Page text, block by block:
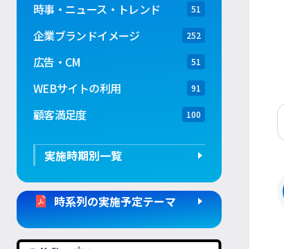
時事・ニュース・トレンド 51
企業ブランドイメージ 252
広告・CM 51
WEBサイトの利用 91
顧客満足度 100
実施時期別一覧
時系列の実施予定テーマ